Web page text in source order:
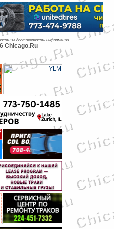
за достоверность информации
Chicago.Ru